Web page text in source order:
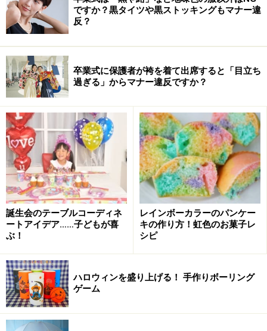
来店した子ども達はみんな歓喜の声をあげています。人
気キャラクターの風船から季節感のある風船まで。タキ
ーまで、様々なイベントに対応した素敵な風船が揃って
いるのです。
風船以外のパーティーグッズも豊富です。
アルミのバルーンなら、購入後、有料でヘリウムガスの
補充をしてもらえます。タキシードベアはバルーンだけ
でなく、パーティーのデコレーショングッズから紙の食
器まで、パーティーに必要な物が全て揃っているので、
一店舗でパーティーグッズを買い揃える事ができるので
とても便利ですよ。
パーティープランナーの島本紗央理さん
ですか？黒タイツや黒ストッキングもマナー違
反？
卒業式に保護者が袴を着て出席すると「目立ち
過ぎる」からマナー違反ですか？
誕生会のテーブルコーディネ
ートアイデア……子どもが喜
ぶ！
レインボーカラーのパンケー
キの作り方！虹色のお菓子レ
シピ
ハロウィンを盛り上げる！ 手作りボーリング
ゲーム